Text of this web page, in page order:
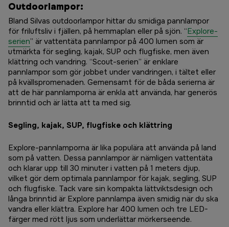
Outdoorlampor:
Bland Silvas outdoorlampor hittar du smidiga pannlampor
för friluftsliv i fjällen, på hemmaplan eller på sjön. “Explore-
serien” är vattentäta pannlampor på 400 lumen som är
utmärkta för segling, kajak, SUP och flugfiske, men även
klättring och vandring. “Scout-serien” är enklare
pannlampor som gör jobbet under vandringen, i tältet eller
på kvällspromenaden. Gemensamt för de båda serierna är
att de här pannlamporna är enkla att använda, har generös
brinntid och är lätta att ta med sig.
Segling, kajak, SUP, flugfiske och klättring
Explore-pannlamporna är lika populära att använda på land
som på vatten. Dessa pannlampor är nämligen vattentäta
och klarar upp till 30 minuter i vatten på 1 meters djup,
vilket gör dem optimala pannlampor för kajak, segling, SUP
och flugfiske. Tack vare sin kompakta lättviktsdesign och
långa brinntid är Explore pannlampa även smidig när du ska
vandra eller klättra. Explore har 400 lumen och tre LED-
färger med rött ljus som underlättar mörkerseende.